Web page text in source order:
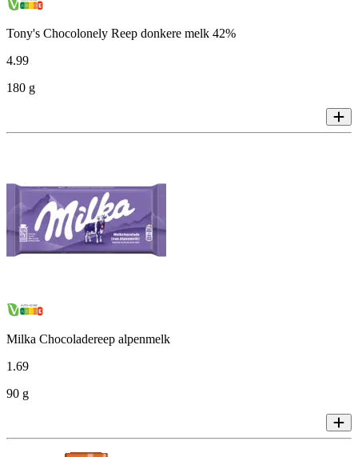
Tony's Chocolonely Reep donkere melk 42%
4.99
180 g
Milka Chocoladereep alpenmelk
1.69
90 g